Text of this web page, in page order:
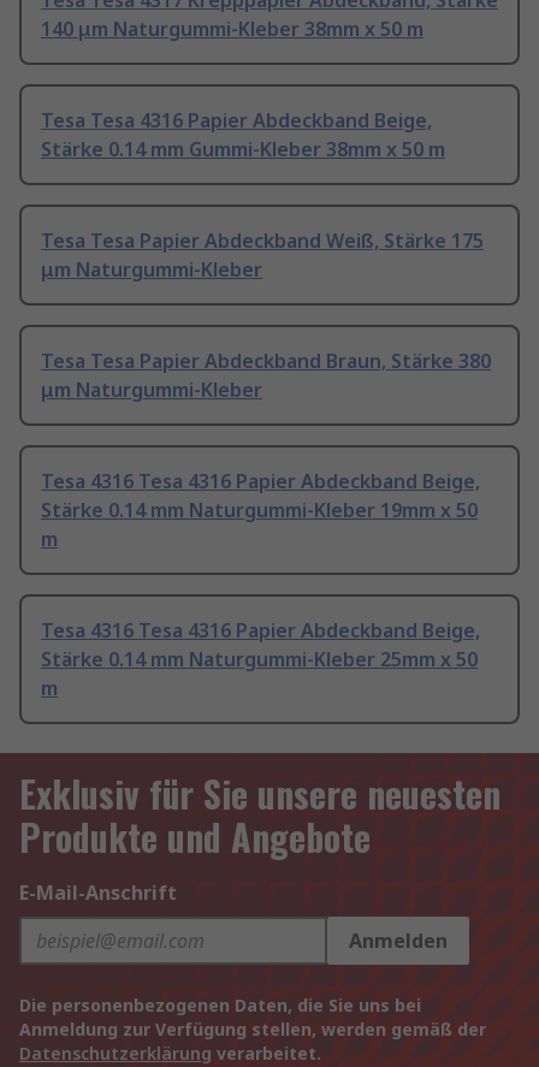
140 μm Naturgummi-Kleber 38mm x 50 m
Tesa Tesa 4316 Papier Abdeckband Beige,
Stärke 0.14 mm Gummi-Kleber 38mm x 50 m
Tesa Tesa Papier Abdeckband Weiß, Stärke 175
μm Naturgummi-Kleber
Tesa Tesa Papier Abdeckband Braun, Stärke 380
μm Naturgummi-Kleber
Tesa 4316 Tesa 4316 Papier Abdeckband Beige,
Stärke 0.14 mm Naturgummi-Kleber 19mm x 50
m
Tesa 4316 Tesa 4316 Papier Abdeckband Beige,
Stärke 0.14 mm Naturgummi-Kleber 25mm x 50
m
Exklusiv für Sie unsere neuesten
Produkte und Angebote
E-Mail-Anschrift
Anmelden
Die personenbezogenen Daten, die Sie uns bei
Anmeldung zur Verfügung stellen, werden gemäß der
Datenschutzerklärung verarbeitet.